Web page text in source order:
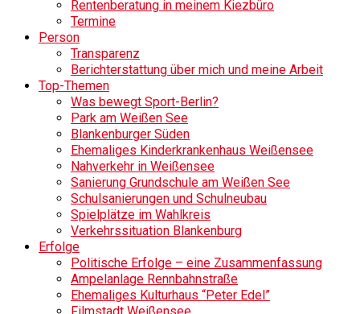
Rentenberatung in meinem Kiezbüro
Termine
Person
Transparenz
Berichterstattung über mich und meine Arbeit
Top-Themen
Was bewegt Sport-Berlin?
Park am Weißen See
Blankenburger Süden
Ehemaliges Kinderkrankenhaus Weißensee
Nahverkehr in Weißensee
Sanierung Grundschule am Weißen See
Schulsanierungen und Schulneubau
Spielplätze im Wahlkreis
Verkehrssituation Blankenburg
Erfolge
Politische Erfolge – eine Zusammenfassung
Ampelanlage Rennbahnstraße
Ehemaliges Kulturhaus “Peter Edel”